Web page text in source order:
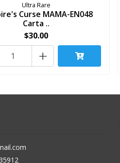
Ultra Rare
Curse MAMA-EN048
Carta ..
$30.00
+